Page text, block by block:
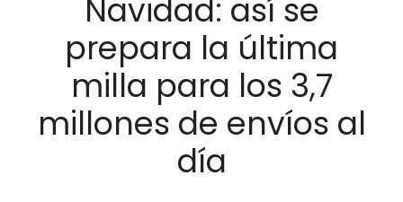
Navidad: así se
prepara la última
milla para los 3,7
millones de envíos al
día